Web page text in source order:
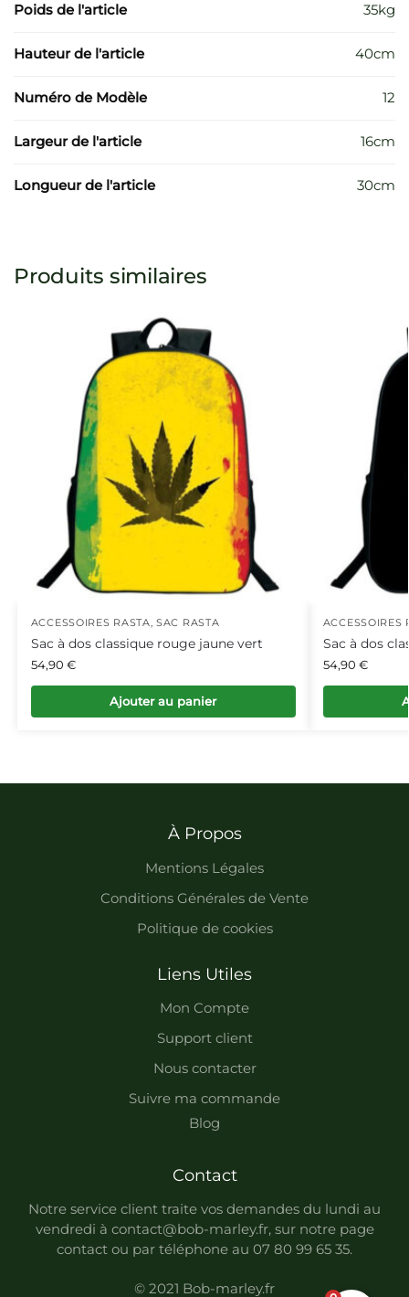
Poids de l'article 35kg
Hauteur de l'article 40cm
Numéro de Modèle 12
Largeur de l'article 16cm
Longueur de l'article 30cm
Produits similaires
ACCESSOIRES RASTA,SAC RASTA
Sac à dos classique rouge jaune vert
54,90 €
Ajouter au panier
ACCESSOIRES
Sac à dos
54,90 €
À Propos
Mentions Légales
Conditions Générales de Vente
Politique de cookies
Liens Utiles
Mon Compte
Support client
Nous contacter
Suivre ma commande
Blog
Contact
Notre service client traite vos demandes du lundi au
vendredi à contact@bob-marley.fr, sur notre page
contact ou par téléphone au 07 80 99 65 35.
© 2021 Bob-marley.fr